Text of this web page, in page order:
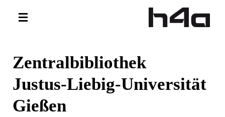
Toggle
Zentralbibliothek
Justus-Liebig-Universität
Gießen